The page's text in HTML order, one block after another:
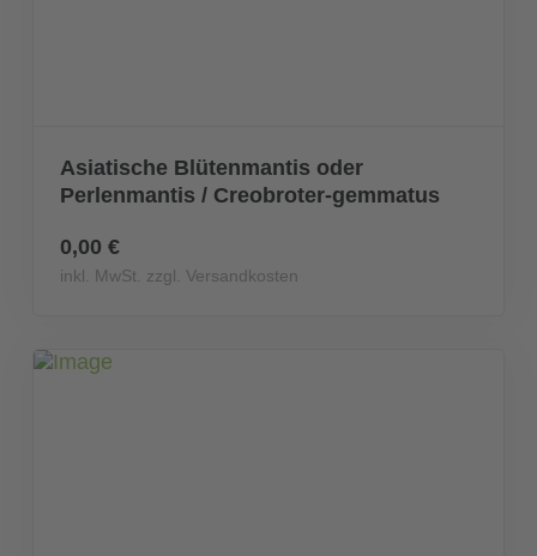
Asiatische Blütenmantis oder
Perlenmantis / Creobroter-gemmatus
0,00 €
inkl. MwSt. zzgl. Versandkosten